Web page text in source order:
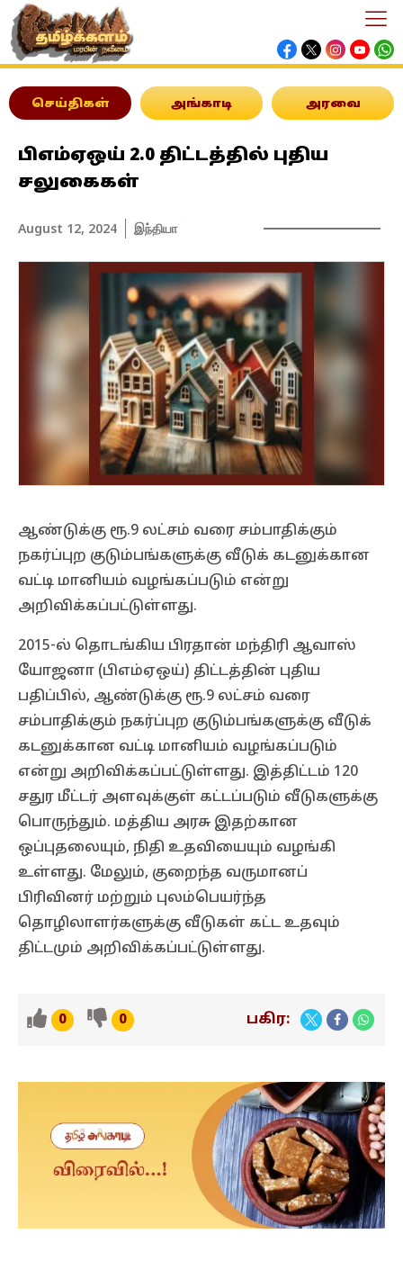
செய்திகள் அங்காடி அரவை
பிஎம்ஏஒய் 2.0 திட்டத்தில் புதிய
சலுகைகள்
August 12, 2024 இந்தியா
ஆண்டுக்கு ரூ.9 லட்சம் வரை சம்பாதிக்கும்
நகர்ப்புற குடும்பங்களுக்கு வீடுக் கடனுக்கான
வட்டி மானியம் வழங்கப்படும் என்று
அறிவிக்கப்பட்டுள்ளது.
2015-ல் தொடங்கிய பிரதான் மந்திரி ஆவாஸ்
யோஜனா (பிஎம்ஏஒய்) திட்டத்தின் புதிய
பதிப்பில், ஆண்டுக்கு ரூ.9 லட்சம் வரை
சம்பாதிக்கும் நகர்ப்புற குடும்பங்களுக்கு வீடுக்
கடனுக்கான வட்டி மானியம் வழங்கப்படும்
என்று அறிவிக்கப்பட்டுள்ளது. இத்திட்டம் 120
சதுர மீட்டர் அளவுக்குள் கட்டப்படும் வீடுகளுக்கு
பொருந்தும். மத்திய அரசு இதற்கான
ஒப்புதலையும், நிதி உதவியையும் வழங்கி
உள்ளது. மேலும், குறைந்த வருமானப்
பிரிவினர் மற்றும் புலம்பெயர்ந்த
தொழிலாளர்களுக்கு வீடுகள் கட்ட உதவும்
திட்டமும் அறிவிக்கப்பட்டுள்ளது.
0 0 பகிர: